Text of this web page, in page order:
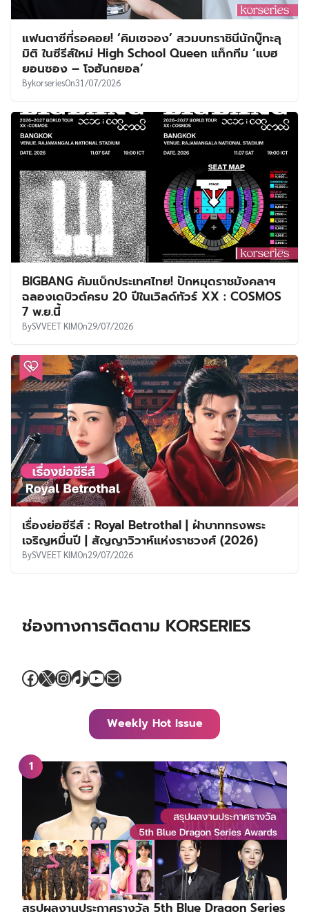
แฟนตาซีที่รอคอย! ‘คิมเซจอง’ สวมบทราชินีนักบู๊ทะลุ
มิติ ในซีรีส์ใหม่ High School Queen แท็กทีม ‘แบฮ
ยอนซอง – โจฮันกยอล’
BykorseriesOn31/07/2026
BIGBANG คัมแบ็กประเทศไทย! ปักหมุดราชมังคลาฯ
ฉลองเดบิวต์ครบ 20 ปีในเวิลด์ทัวร์ XX : COSMOS
7 พ.ย.นี้
BySVVEET KIMOn29/07/2026
เรื่องย่อซีรีส์ : Royal Betrothal | ฝ่าบาททรงพระ
เจริญหมื่นปี | สัญญาวิวาห์แห่งราชวงศ์ (2026)
BySVVEET KIMOn29/07/2026
ช่องทางการติดตาม KORSERIES
Facebook
X Instagram
TikTok
YouTube
Mail
Weekly Hot Issue
สรุปผลงานประกาศรางวัล 5th Blue Dragon Series